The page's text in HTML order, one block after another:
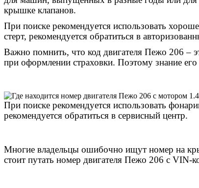
крышке клапанов.
При поиске рекомендуется использовать
стерт, рекомендуется обратиться в
Важно помнить, что код двигателя Пежо 206 –
при оформлении страховки. Поэтому знание
При поиске рекомендуется использовать
рекомендуется обратиться в сервисный центр.
Многие владельцы ошибочно ищут номер на
стоит путать номер двигателя Пежо 206 с VIN-